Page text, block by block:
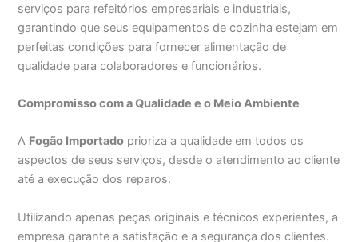
serviços para refeitórios empresariais e industriais,
garantindo que seus equipamentos de cozinha estejam em
perfeitas condições para fornecer alimentação de
qualidade para colaboradores e funcionários.
Compromisso com a Qualidade e o Meio Ambiente
A Fogão Importado prioriza a qualidade em todos os
aspectos de seus serviços, desde o atendimento ao cliente
até a execução dos reparos.
Utilizando apenas peças originais e técnicos experientes, a
empresa garante a satisfação e a segurança dos clientes.